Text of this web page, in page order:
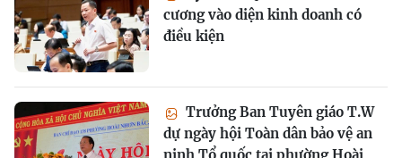
cương vào diện kinh doanh có
điều kiện
Trưởng Ban Tuyên giáo T.W
dự ngày hội Toàn dân bảo vệ an